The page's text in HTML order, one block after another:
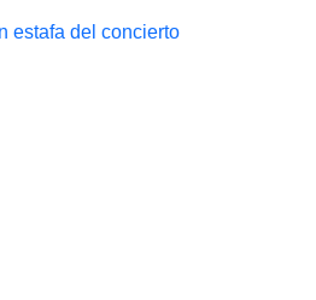
estafa del concierto